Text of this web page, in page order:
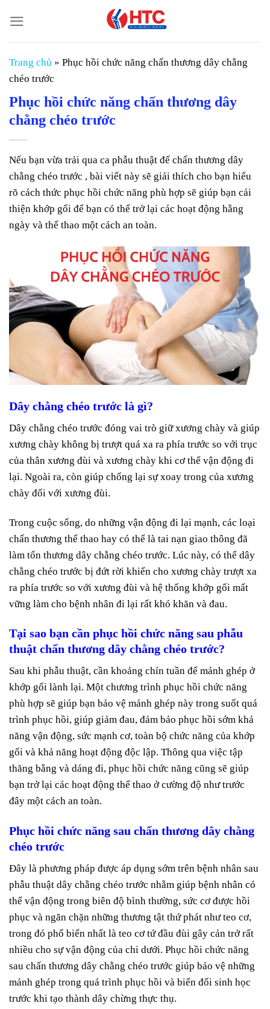
đến
nội
dung
Trang chủ » Phục hồi chức năng chấn thương dây chằng
chéo trước
Phục hồi chức năng chấn thương dây
chằng chéo trước
Nếu bạn vừa trải qua ca phẫu thuật để chấn thương dây
chằng chéo trước , bài viết này sẽ giải thích cho bạn hiểu
rõ cách thức phục hồi chức năng phù hợp sẽ giúp bạn cải
thiện khớp gối để bạn có thể trở lại các hoạt động hằng
ngày và thể thao một cách an toàn.
Dây chằng chéo trước là gì?
Dây chằng chéo trước đóng vai trò giữ xương chày và giúp
xương chày không bị trượt quá xa ra phía trước so với trục
của thân xương đùi và xương chày khi cơ thể vận động đi
lại. Ngoài ra, còn giúp chống lại sự xoay trong của xương
chày đối với xương đùi.
Trong cuộc sống, do những vận động đi lại mạnh, các loại
chấn thương thể thao hay có thể là tai nạn giao thông đã
làm tổn thương dây chằng chéo trước. Lúc này, có thể dây
chằng chéo trước bị đứt rời khiến cho xương chày trượt xa
ra phía trước so với xương đùi và hệ thống khớp gối mất
vững làm cho bệnh nhân đi lại rất khó khăn và đau.
Tại sao bạn cần phục hồi chức năng sau phẫu
thuật chấn thương dây chằng chéo trước?
Sau khi phẫu thuật, cần khoảng chín tuần để mảnh ghép ở
khớp gối lành lại. Một chương trình phục hồi chức năng
phù hợp sẽ giúp bạn bảo vệ mảnh ghép này trong suốt quá
trình phục hồi, giúp giảm đau, đảm bảo phục hồi sớm khả
năng vận động, sức mạnh cơ, toàn bộ chức năng của khớp
gối và khả năng hoạt động độc lập. Thông qua việc tập
thăng bằng và dáng đi, phục hồi chức năng cũng sẽ giúp
bạn trở lại các hoạt động thể thao ở cường độ như trước
đây một cách an toàn.
Phục hồi chức năng sau chấn thương dây chằng
chéo trước
Đây là phương pháp được áp dụng sớm trên bệnh nhân sau
phẫu thuật dây chằng chéo trước nhằm giúp bệnh nhân có
thể vận động trong biên độ bình thường, sức cơ được hồi
phục và ngăn chặn những thương tật thứ phát như teo cơ,
trong đó phổ biến nhất là teo cơ tứ đầu đùi gây cản trở rất
nhiều cho sự vận động của chi dưới. Phục hồi chức năng
sau chấn thương dây chằng chéo trước giúp bảo vệ những
mảnh ghép trong quá trình phục hồi và biến đổi sinh học
trước khi tạo thành dây chừng thực thụ.